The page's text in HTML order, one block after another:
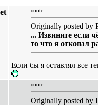
quote:
Originally posted by
... Извините если
то что я откопал
Если бы я оставлял все
quote:
Originally posted by